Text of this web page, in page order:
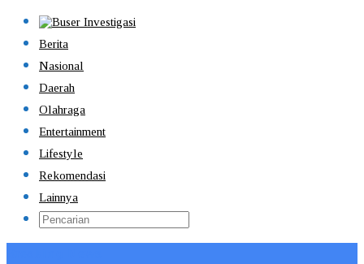
Berita
Nasional
Daerah
Olahraga
Entertainment
Lifestyle
Rekomendasi
Lainnya